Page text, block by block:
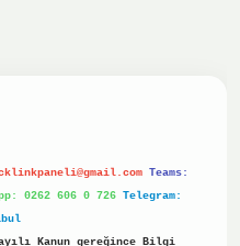
Teams:
0262 606 0 726 Telegram:
Kanun gereğince Bilgi